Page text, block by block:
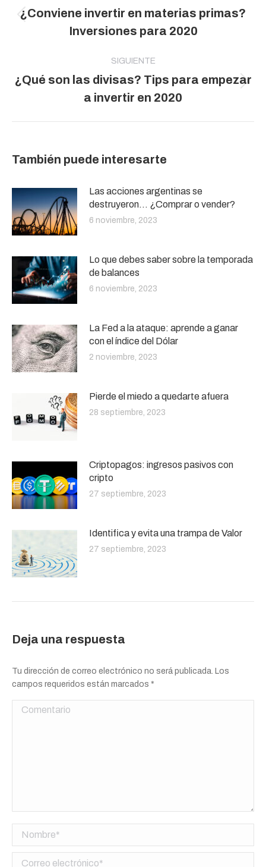
publicaciones Publicación
anterior:
¿Conviene invertir en materias primas?
Inversiones para 2020
SIGUIENTE
Publicación
siguiente:
¿Qué son las divisas? Tips para empezar
a invertir en 2020
También puede interesarte
Las acciones argentinas se
destruyeron… ¿Comprar o vender?
6 noviembre, 2023
Lo que debes saber sobre la temporada
de balances
6 noviembre, 2023
La Fed a la ataque: aprende a ganar
con el índice del Dólar
2 noviembre, 2023
Pierde el miedo a quedarte afuera
28 septiembre, 2023
Criptopagos: ingresos pasivos con
cripto
27 septiembre, 2023
Identifica y evita una trampa de Valor
27 septiembre, 2023
Deja una respuesta
Tu dirección de correo electrónico no será publicada. Los
campos requeridos están marcados *
Comentario
Nombre *
Correo electrónico *